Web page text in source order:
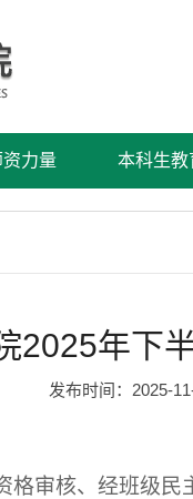
资力量 本科生教
2025年下
发布时间：2025-
审核、经班级